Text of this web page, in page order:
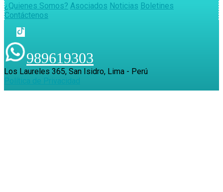
¿Quienes Somos? Asociados Noticias Boletines
Contáctenos
989619303
Los Laureles 365, San Isidro, Lima - Perú
Política de Privacidad